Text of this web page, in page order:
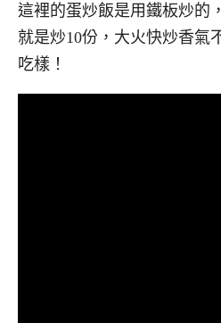
這裡的蛋炒飯是用鐵板炒的
就是炒10份，大火快炒香氣
吃樣！